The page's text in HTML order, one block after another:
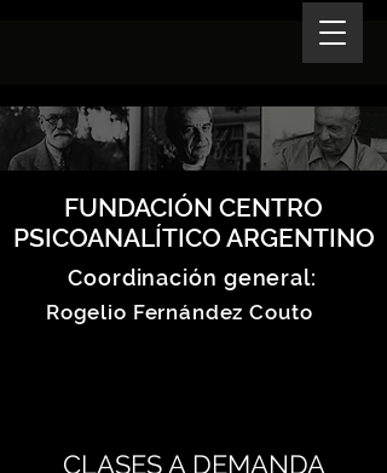
FUNDACIÓN CENTRO
PSICOANALÍTICO ARGENTINO
Coordinación general:
Rogelio Fernández Couto
CLASES A DEMANDA